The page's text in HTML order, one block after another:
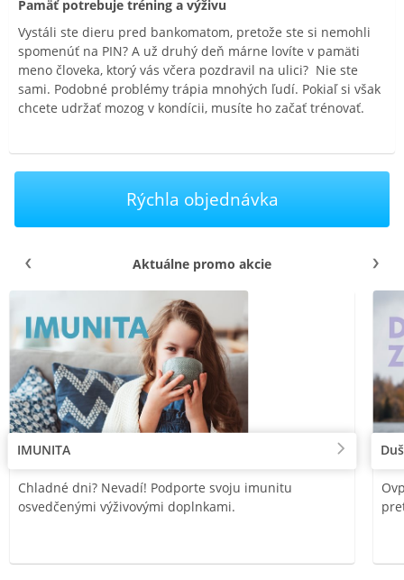
Pamäť potrebuje tréning a výživu
Vystáli ste dieru pred bankomatom, pretože ste si nemohli
spomenúť na PIN? A už druhý deň márne lovíte v pamäti
meno človeka, ktorý vás včera pozdravil na ulici? Nie ste
sami. Podobné problémy trápia mnohých ľudí. Pokiaľ si však
chcete udržať mozog v kondícii, musíte ho začať trénovať.
Rýchla objednávka
Aktuálne promo akcie
IMUNITA
Chladné dni? Nevadí! Podporte svoju imunitu
osvedčenými výživovými doplnkami.